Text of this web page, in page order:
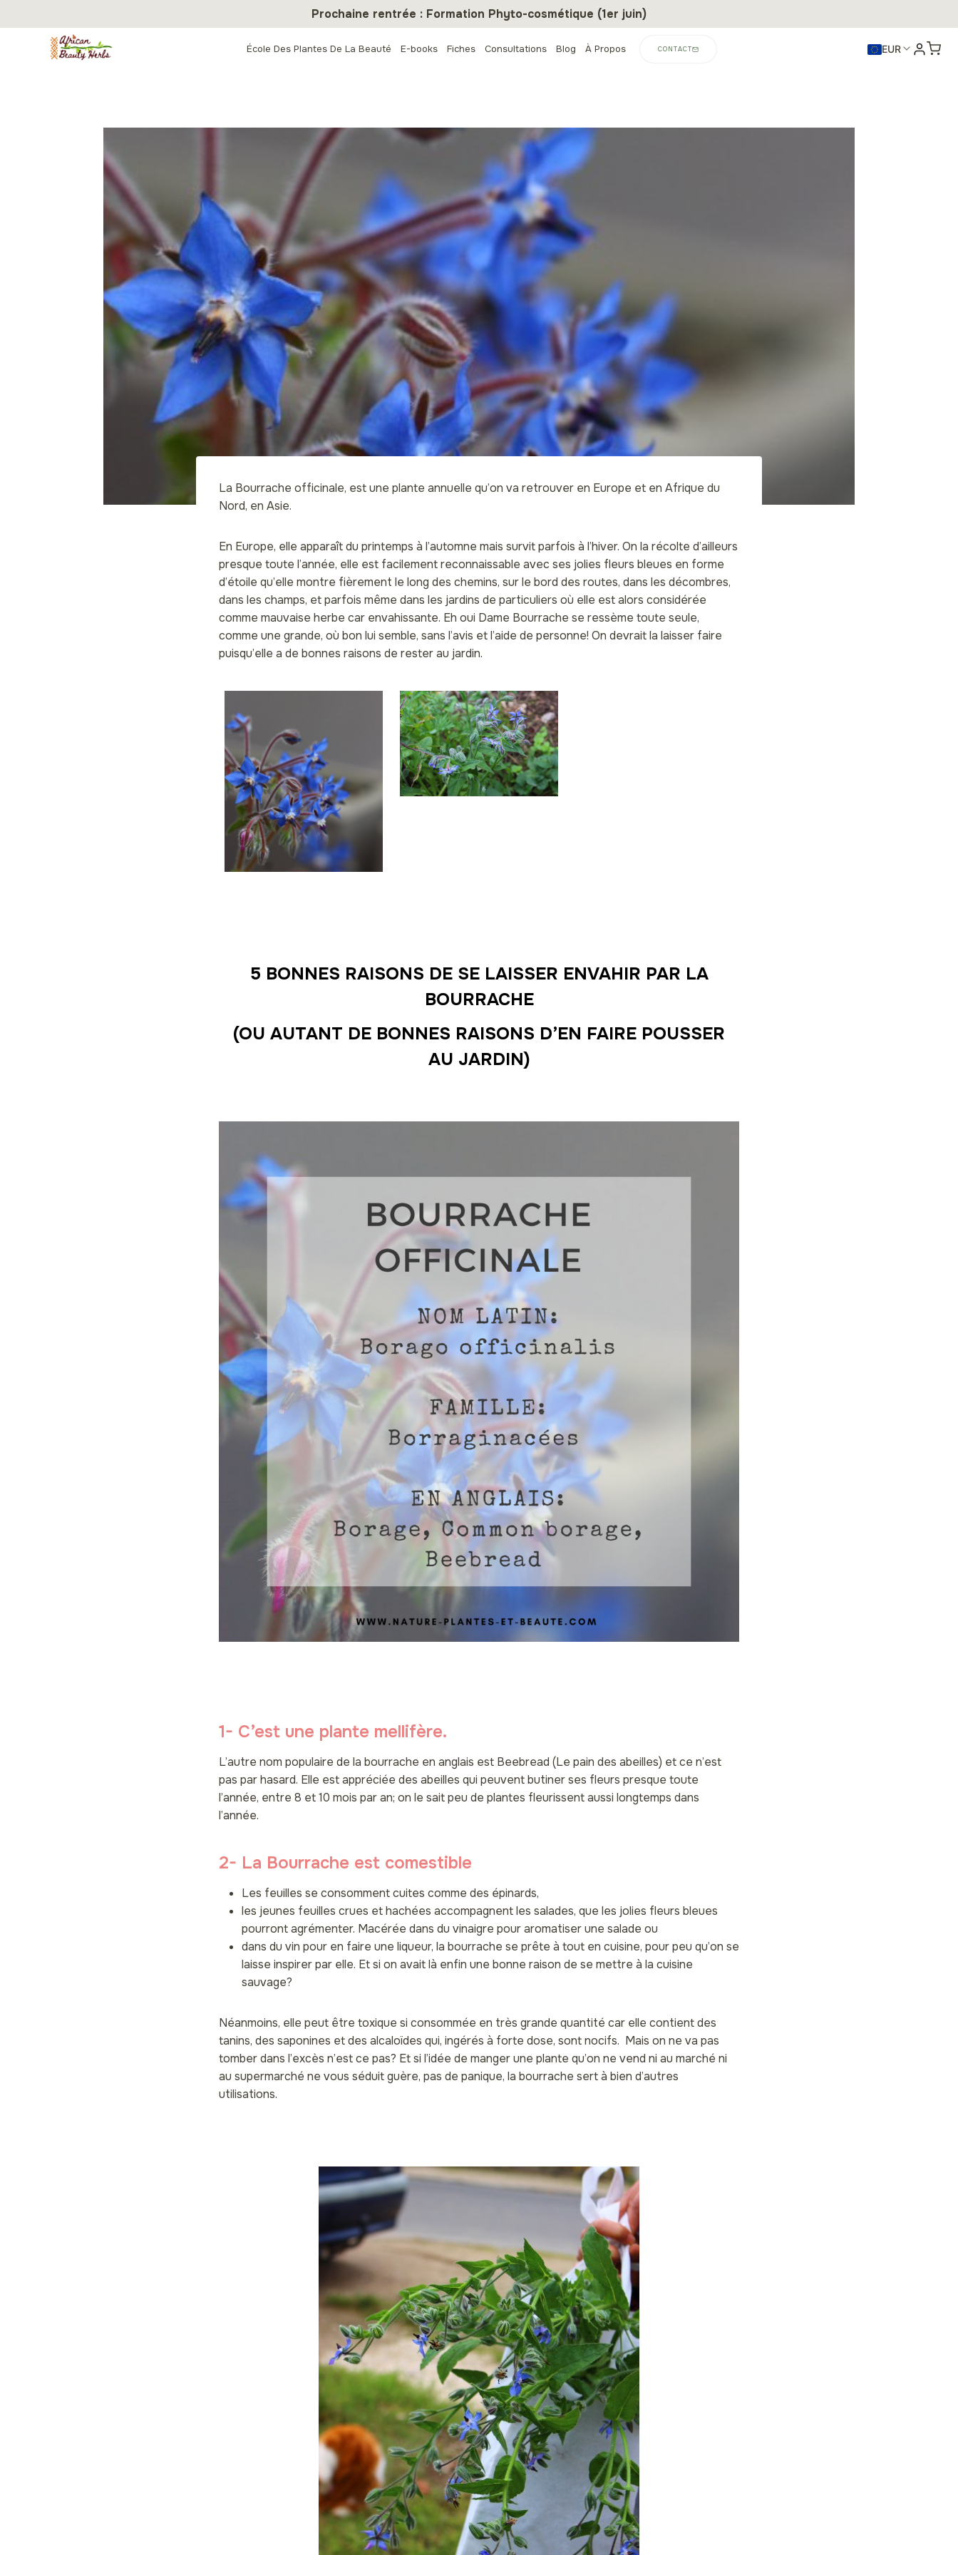
au
Prochaine rentrée : Formation Phyto-cosmétique (1er juin)
École Des Plantes De La Beauté E-books Fiches Consultations Blog À Propos CONTACT EUR
La Bourrache officinale, est une plante annuelle qu’on va retrouver en Europe et en Afrique du
Nord, en Asie.
En Europe, elle apparaît du printemps à l’automne mais survit parfois à l’hiver. On la récolte d’ailleurs
presque toute l’année, elle est facilement reconnaissable avec ses jolies fleurs bleues en forme
d’étoile qu’elle montre fièrement le long des chemins, sur le bord des routes, dans les décombres,
dans les champs, et parfois même dans les jardins de particuliers où elle est alors considérée
comme mauvaise herbe car envahissante. Eh oui Dame Bourrache se ressème toute seule,
comme une grande, où bon lui semble, sans l’avis et l’aide de personne! On devrait la laisser faire
puisqu’elle a de bonnes raisons de rester au jardin.
5 BONNES RAISONS DE SE LAISSER ENVAHIR PAR LA
BOURRACHE
(OU AUTANT DE BONNES RAISONS D’EN FAIRE POUSSER
AU JARDIN)
1- C’est une plante mellifère.
L’autre nom populaire de la bourrache en anglais est Beebread (Le pain des abeilles) et ce n’est
pas par hasard. Elle est appréciée des abeilles qui peuvent butiner ses fleurs presque toute
l’année, entre 8 et 10 mois par an; on le sait peu de plantes fleurissent aussi longtemps dans
l’année.
2- La Bourrache est comestible
Les feuilles se consomment cuites comme des épinards,
les jeunes feuilles crues et hachées accompagnent les salades, que les jolies fleurs bleues
pourront agrémenter. Macérée dans du vinaigre pour aromatiser une salade ou
dans du vin pour en faire une liqueur, la bourrache se prête à tout en cuisine, pour peu qu’on se
laisse inspirer par elle. Et si on avait là enfin une bonne raison de se mettre à la cuisine
sauvage?
Néanmoins, elle peut être toxique si consommée en très grande quantité car elle contient des
tanins, des saponines et des alcaloïdes qui, ingérés à forte dose, sont nocifs. Mais on ne va pas
tomber dans l’excès n’est ce pas? Et si l’idée de manger une plante qu’on ne vend ni au marché ni
au supermarché ne vous séduit guère, pas de panique, la bourrache sert à bien d’autres
utilisations.